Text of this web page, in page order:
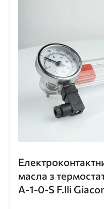
масла з
A-1-0-S F.lli